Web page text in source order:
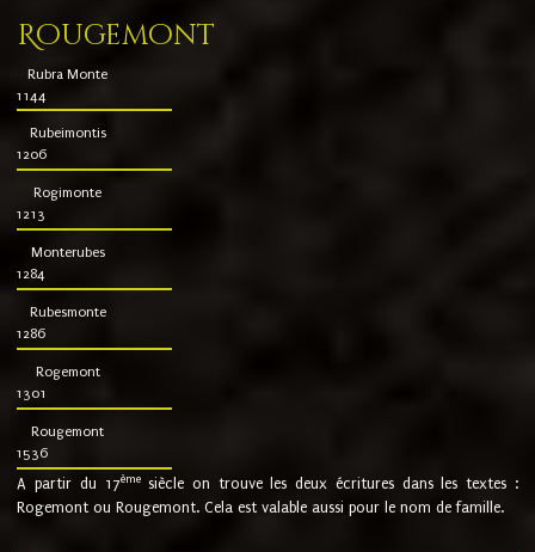
Rougemont
Rubra Monte
1144
Rubeimontis
1206
Rogimonte
1213
Monterubes
1284
Rubesmonte
1286
Rogemont
1301
Rougemont
1536
A partir du 17ème siècle on trouve les deux écritures dans les textes :
Rogemont ou Rougemont. Cela est valable aussi pour le nom de famille.